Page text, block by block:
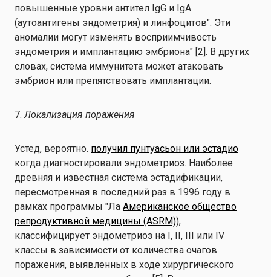
повышенные уровни антител IgG и IgA
(аутоантигены эндометрия) и линфоцитов". Эти
аномалии могут изменять восприимчивость
эндометрия и имплантацию эмбриона" [2]. В других
словах, система иммунитета может атаковать
эмбрион или препятствовать имплантации.
7.Локализация поражения
Устед, вероятно. получил пунтуасьон или эстадио
когда диагностировали эндометриоз. Наиболее
древняя и известная система эстадификации,
пересмотренная в последний раз в 1996 году в
рамках программы "Ла Американское общество
репродуктивной медицины (ASRM)),
классифицирует эндометриоз на I, II, III или IV
классы в зависимости от количества очагов
поражения, выявленных в ходе хирургического